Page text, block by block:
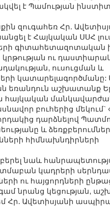
է Պամության
զուգահեռ Հր.
է Հայկական ՍՍՀ
գիտահետազոտական
ու
ուսուցման և
կատարելագործմանը:
եռանդուն աշխատանք
հայկական
բուհերից մեկում`
դարձնելով
և
հիմնախնդիրների
նաև
կադրերի
ու հայցորդների
նրանց կեցության,
Հր. Ավետիսյանի